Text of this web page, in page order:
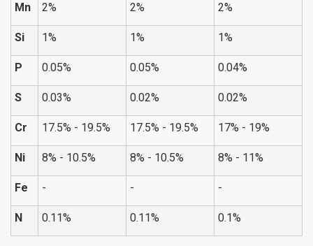
Mn 2% 2% 2%
Si 1% 1% 1%
P 0.05% 0.05% 0.04%
S 0.03% 0.02% 0.02%
Cr 17.5% - 19.5% 17.5% - 19.5% 17% - 19%
Ni 8% - 10.5% 8% - 10.5% 8% - 11%
Fe - - -
N 0.11% 0.11% 0.1%